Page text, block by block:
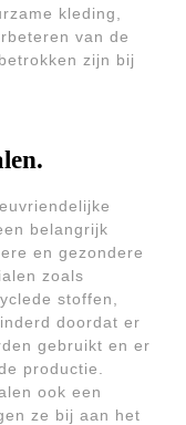
kleding,
van de
zijn bij
belangrijk
en gezondere
zoals
stoffen,
doordat er
gebruikt en er
productie.
ook een
ze bij aan het